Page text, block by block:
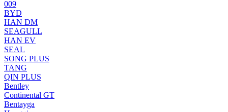
009
BYD
HAN DM
SEAGULL
HAN EV
SEAL
SONG PLUS
TANG
QIN PLUS
Bentley
Continental GT
Bentayga